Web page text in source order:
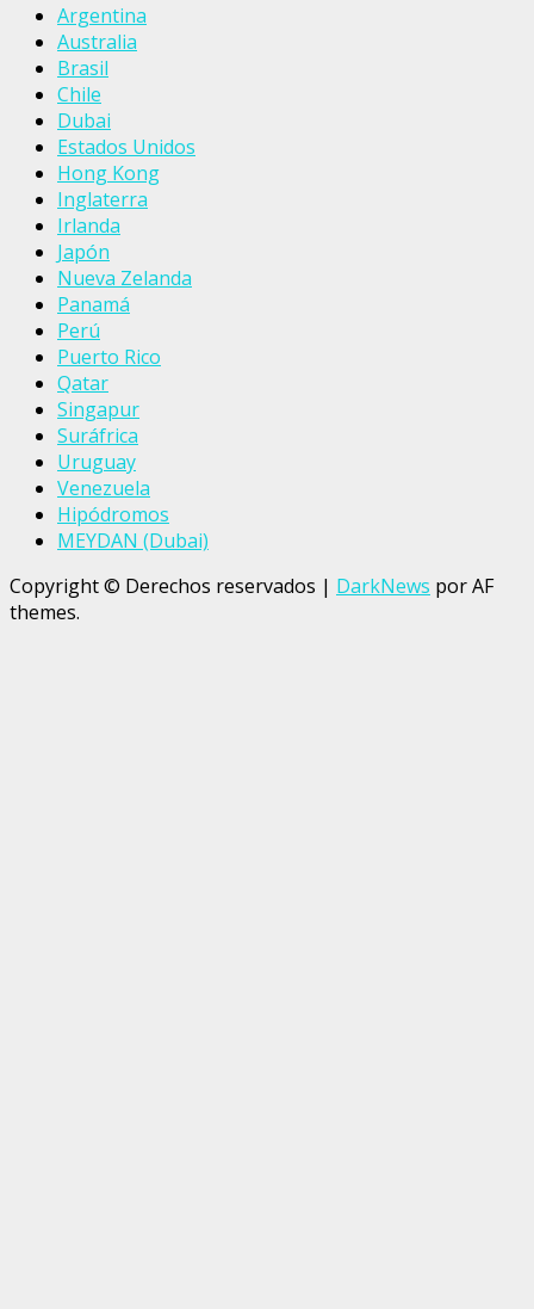
Argentina
Australia
Brasil
Chile
Dubai
Estados Unidos
Hong Kong
Inglaterra
Irlanda
Japón
Nueva Zelanda
Panamá
Perú
Puerto Rico
Qatar
Singapur
Suráfrica
Uruguay
Venezuela
Hipódromos
MEYDAN (Dubai)
Copyright © Derechos reservados | DarkNews por AF
themes.